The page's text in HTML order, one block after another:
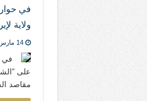
في
ولاية
14 مارس، 2017
في
مقاصد